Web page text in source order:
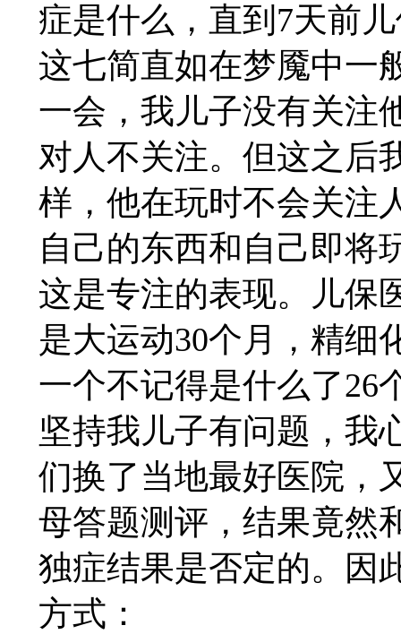
症是什么，直到7天前
这七简直如在梦魇中一
一会，我儿子没有关注
对人不关注。但这之后
样，他在玩时不会关注
自己的东西和自己即将
这是专注的表现。儿保
是大运动30个月，精细
一个不记得是什么了26
坚持我儿子有问题，我
们换了当地最好医院，
母答题测评，结果竟然
独症结果是否定的。因
方式：